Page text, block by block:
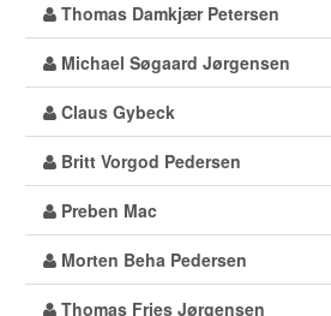
Thomas Damkjær Petersen
Michael Søgaard Jørgensen
Claus Gybeck
Britt Vorgod Pedersen
Preben Mac
Morten Beha Pedersen
Thomas Fries Jørgensen